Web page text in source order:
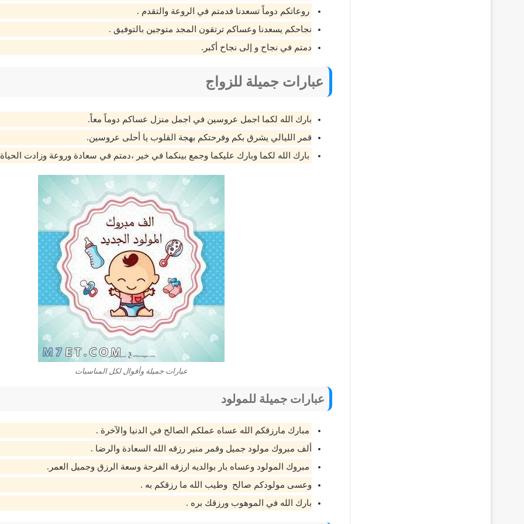
روعاتكم دوماً تسعدنا فدمتم في الروعة والتقدم .
نجاحكم يسعدنا وعساكم ترتقون المجد متوجين بالتوفيق .
دمتم في نجاح و إلى نجاح أكبر.
عبارات جميلة للزواج
بارك الله لكما اجمل عروسين في اجمل منزل عساكم دوماً معاً.
قمر الليالي يشرق بكم وفرحتكم بهجة القلوب يا أحلى عروسين.
بارك الله لكما وبارك عليكما وجمع بينكما في خير ،دمتم في سعادة وروعة وزادت
عبارات جميلة وأقوال لكل المناسبات
عبارات جميلة للمولود
مبارك مارزقكم الله عساه عملكم الصالح في الدنيا والآخرة .
ألف مبروك مولود جميل وقمر منير رزقه الله السعادة والرضا .
مبروك المولود وعساه بار بوالديه ارزقه الفرحة وسعة الرزق وجميل العمر.
وعسى مولودكم صالح وطيب الله ما رزقكم به .
بارك الله في الموهوب ورزقك بره .